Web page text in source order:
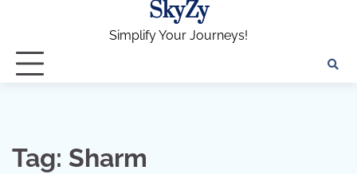
SkyZy
Simplify Your Journeys!
Tag: Sharm